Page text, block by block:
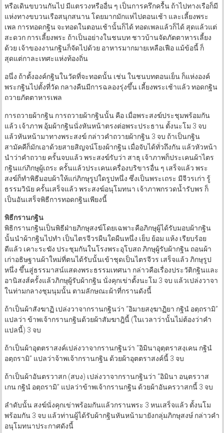
หรือเดินขบวนกันไป มีแตรวงหรืออื่น ๆ เป็นการครึกครื้น ถ้าไปทางเรือก็มี
แห่งทางขบวนเรือสนุกสนาน โดยมากมักแห่ไปตอนเช้า และเลี้ยงพระ
เพล การทอดกฐิน จะทอดในตอนเช้านั้นก็ได้ ทอดเพลแล้วก็ได้ สุดแล้วแต่
สะดวก การเลี้ยงพระ ถ้าเป็นอย่างในชนบท ชาวบ้านจัดภัตตาหารเลี้ยง
ด้วย เจ้าของงานกฐินก็จัดไปด้วย อาหารมากมายเหลือเฟือ แม้ข้อนี้ ก็
สุดแต่กาละเทศะแห่งท้องถิ่น
อนึ่ง ถ้าตั้งองค์กฐินในวัดที่จะทอดนั้น เช่น ในชนบทตอนเย็น ก็แห่งองค์
พระกฐินไปตั้งที่วัด กลางคืนมีการฉลองรุ่งขึ้น เลี้ยงพระเช้าแล้ว ทอดกฐิน
ถวายภัตตาหารเพล
การถวายผ้ากฐิน การถวายผ้ากฐินนั้น คือ เมื่อพระสงฆ์ประชุมพร้อมกัน
แล้ว เจ้าภาพ อุ้มผ้ากฐินนั่งหันหน้าตรงต่อพระประธาน ตั้งนะโม 3 จบ
แล้วหันหน้ามาทางพระสงฆ์ กล่าวคำถวายผ้ากฐิน 3 จบ ถ้าเป็นกฐิน
สามัคคีก็มักเอาด้วยสายสิญจน์โยงผ้ากฐิน เมื่อจับได้ทั่วถึงกัน แล้วหัวหน้า
นำว่าคำถวาย ครั้นจบแล้ว พระสงฆ์รับว่า สาธุ เจ้าภาพก็ประเคนผ้าไตร
กฐินแก่ภิกษุผู้เถระ ครั้นแล้วประเคนเครื่องบริขารอื่น ๆ เสร็จแล้ว พระ
สงฆ์ก็ทำพิธีมอบผ้าให้แก่ภิกษุรูปใดรูปหนึ่ง ซึ่งเป็นพระเถระ มีจีวรเก่า รู้
ธรรมวินัย ครั้นเสร็จแล้ว พระสงฆ์อนุโมทนา เจ้าภาพกรวดน้ำรับพร ก็
เป็นอันเสร็จพิธีการทอดกฐินเพียงนี้
พิธีกรานกฐิน
พิธิกรานกฐินเป็นพิธีฝ่ายภิกษุสงฆ์โดยเฉพาะคือภิกษุผู้ได้รับมอบผ้ากฐิน
นั้นนำผ้ากฐินไปทำ เป็นไตรจีวรผืนใดผืนหนึ่ง เย็บ ย้อม แห้ง เรียบร้อย
ดีแล้ว เคาะระฆัง ประชุมกันในโรงพระอุโบสถ ภิกษุผู้รับผ้ากฐิน ถอนผ้า
เก่าอธิษฐานผ้าใหม่ที่ตนได้รับนั้นเข้าชุดเป็นไตรจีวร เสร็จแล้ว ภิกษุรูป
หนึ่ง ขึ้นสู่ธรรมาสน์แสดงพระธรรมเทศนา กล่าวคือเรื่องประวัติกฐินและ
อานิสงส์ครั้งแล้วภิกษุผู้รับผ้ากฐิน นั่งคุกเข่าตั้งนะโม 3 จบ แล้วเปล่งวาจา
ในท่ามกลางชุมนุมนั้น ตามลักษณะผ้าที่กรานดังนี้
ถ้าเป็นผ้าสังฆาฏิ เปล่งวาจากรานกฐินว่า “อิมายสงฺฆาฏิยา กฐินํ อตฺถรามิ”
แปลว่า ข้าพเจ้ากรานกฐินด้วยผ้าสัมฆาฎินี้ (ในเวลาว่านั้นไม่ต้องว่าคำ
แปลนี้) 3 จบ
ถ้าเป็นผ้าอุตตราสงค์เปล่งวาจากรานกฐินว่า “อิมินาอุตฺตราสงฺเคน กฐินํ
อตฺถรามิ” แปลว่าจ้าพเจ้ากรานกฐิน ด้วยผ้าอุตตราสงค์นี้ 3 จบ
ถ้าเป็นผ้าอันตรวาสก (สบง) เปล่งวาจากรานกฐินว่า “อิมินา อนฺตรวาส
เกน กฐินํ อตฺถรามิ” แปลว่าข้าพเจ้ากรานกฐิน ด้วยผ้าอันครวาสกนี้ 3 จบ
ลำดับนั้น สงฆ์นั่งคุกเข่าพร้อมกันแล้วกรานพระ 3 หนเสร็จแล้ว ตั้งนโม
พร้อมกัน 3 จบ แล้วท่านผู้ได้รับผ้ากฐินหันหน้ามายังกลุ่มภิกษุสงษ์ กล่าวคำ
อนุโมทนาประกาศดังนี้